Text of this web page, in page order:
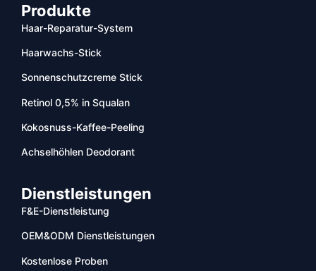
Produkte
Haar-Reparatur-System
Haarwachs-Stick
Sonnenschutzcreme Stick
Retinol 0,5% in Squalan
Kokosnuss-Kaffee-Peeling
Achselhöhlen Deodorant
Dienstleistungen
F&E-Dienstleistung
OEM&ODM Dienstleistungen
Kostenlose Proben